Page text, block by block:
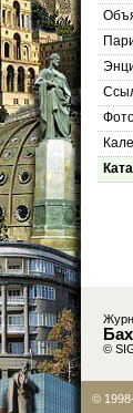
©
©